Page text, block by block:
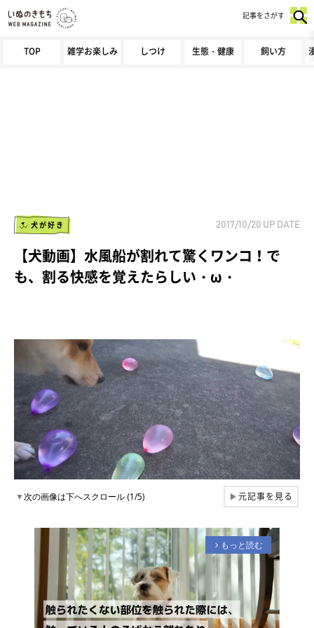
TOP 雑学お楽しみ しつけ 生態・健康 飼い方
記事をさがす
犬が好き 2017/10/20 UP DATE
【犬動画】水風船が割れて驚くワンコ！で
も、割る快感を覚えたらしい・ω・
▼次の画像は下へスクロール (1/5) ▶元記事を見る
arrow_forward_ios もっと読む